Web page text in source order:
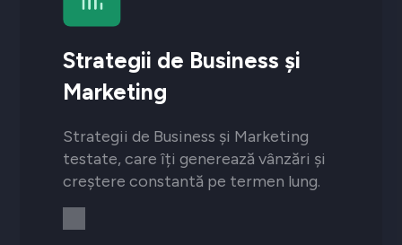
Strategii de Business și
Marketing
Strategii de Business și Marketing
testate, care îți generează vânzări și
creștere constantă pe termen lung.